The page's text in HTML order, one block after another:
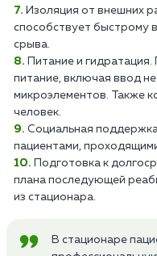
Изоляция от внешних
способствует быстрому
срыва.
Питание и
питание, включая ввод
микроэлементов. Также
человек.
Социальная
пациентами,
Подготовка к
плана последующей
из стационара.
В стационаре